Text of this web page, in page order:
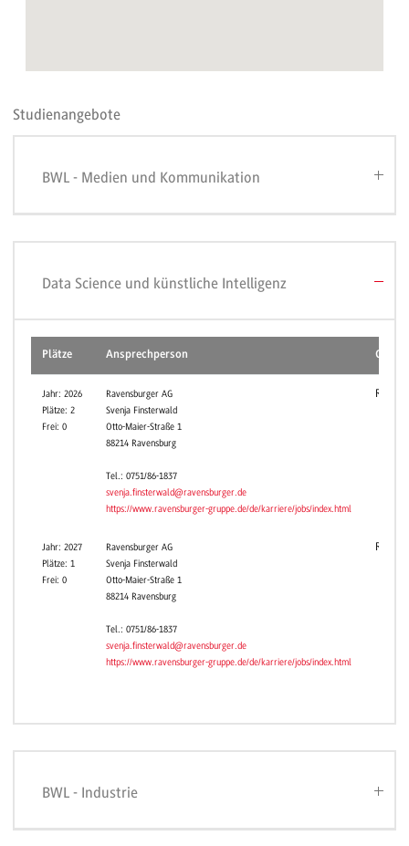
Studienangebote
BWL - Medien und Kommunikation
Data Science und künstliche Intelligenz
Plätze Ansprechperson
Jahr: 2026
Plätze: 2
Frei: 0
Ravensburger AG
Svenja Finsterwald
Otto-Maier-Straße 1
88214 Ravensburg
Tel.: 0751/86-1837
svenja.finsterwald@ravensburger.de
https://www.ravensburger-gruppe.de/de/karriere/jobs/index.html
Jahr: 2027
Plätze: 1
Frei: 0
Ravensburger AG
Svenja Finsterwald
Otto-Maier-Straße 1
88214 Ravensburg
Tel.: 0751/86-1837
svenja.finsterwald@ravensburger.de
https://www.ravensburger-gruppe.de/de/karriere/jobs/index.html
BWL - Industrie